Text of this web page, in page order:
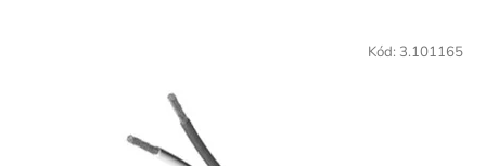
Kód: 3.101165